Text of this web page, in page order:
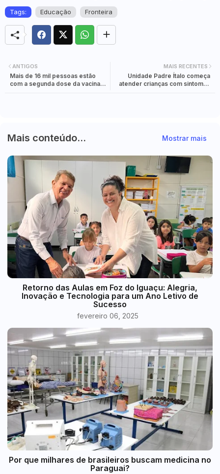
Tags: Educação Fronteira
MAIS RECENTES
Unidade Padre Ítalo começa
atender crianças com sintomas
ANTIGOS
Mais de 16 mil pessoas estão
com a segunda dose da vacina
Mais conteúdo... Mostrar mais
Retorno das Aulas em Foz do Iguaçu: Alegria,
Inovação e Tecnologia para um Ano Letivo de
Sucesso
fevereiro 06, 2025
Por que milhares de brasileiros buscam medicina no
Paraguai?